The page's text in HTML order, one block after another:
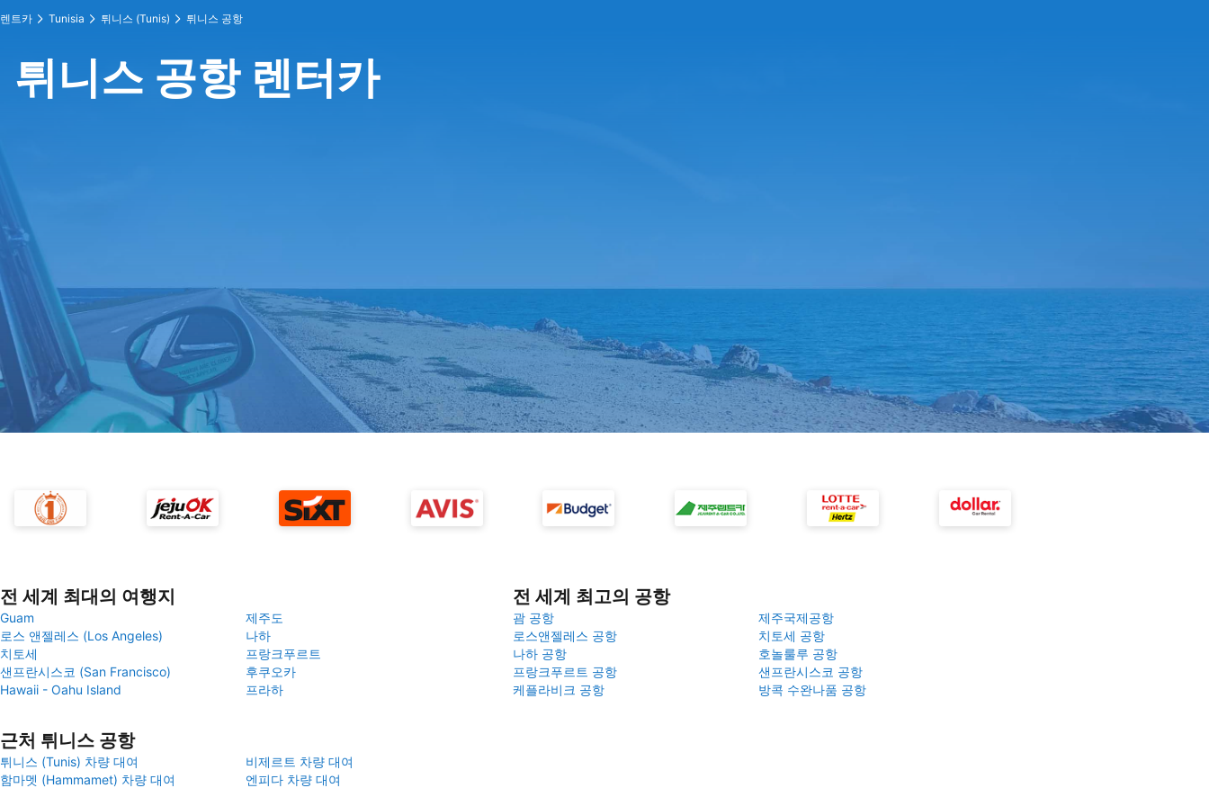
렌트카 Tunisia 튀니스 (Tunis) 튀니스 공항
튀니스 공항 렌터카
전 세계 최대의 여행지
Guam
제주도
로스 앤젤레스 (Los Angeles)
나하
치토세
프랑크푸르트
샌프란시스코 (San Francisco)
후쿠오카
Hawaii - Oahu Island
프라하
전 세계 최고의 공항
괌 공항
제주국제공항
로스앤젤레스 공항
치토세 공항
나하 공항
호놀룰루 공항
프랑크푸르트 공항
샌프란시스코 공항
케플라비크 공항
방콕 수완나품 공항
근처 튀니스 공항
튀니스 (Tunis) 차량 대여
비제르트 차량 대여
함마멧 (Hammamet) 차량 대여
엔피다 차량 대여